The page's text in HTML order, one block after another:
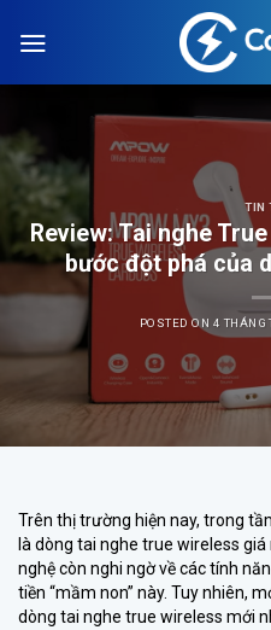
TIN
Review: Tai nghe
bước đột phá của
POSTED ON 4 THÁNG
Trên thị trường hiện nay, trong
là dòng tai nghe true wireless
nghệ còn nghi ngờ về các tính
tiền “mầm non” này. Tuy nhiên,
dòng tai nghe true wireless mới